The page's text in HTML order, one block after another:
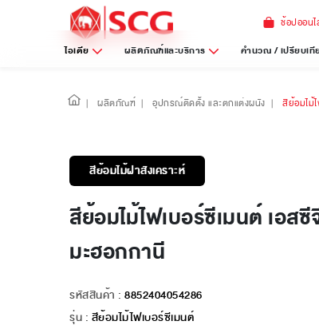
ช้อปออน
ไอเดีย ผลิตภัณฑ์และบริการ คำนวณ / เปรียบเที
| ผลิตภัณฑ์ | อุปกรณ์ติดตั้ง และตกแต่งผนัง | สีย้อมไม้
สีย้อมไม้ฝาสังเคราะห์
สีย้อมไม้ไฟเบอร์ซีเมนต์ เอส
มะฮอกกานี
รหัสสินค้า : 8852404054286
รุ่น : สีย้อมไม้ไฟเบอร์ซีเมนต์